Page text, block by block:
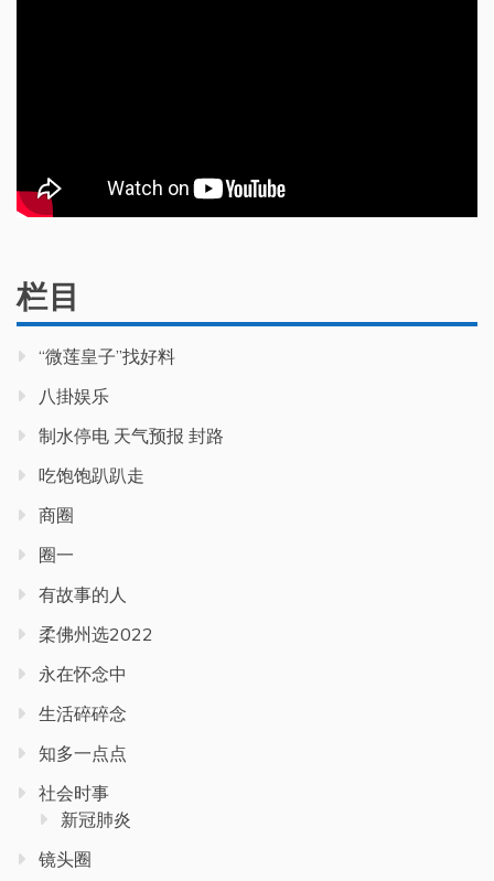
栏目
“微莲皇子”找好料
八掛娱乐
制水停电 天气预报 封路
吃饱饱趴趴走
商圈
圈一
有故事的人
柔佛州选2022
永在怀念中
生活碎碎念
知多一点点
社会时事
新冠肺炎
镜头圈